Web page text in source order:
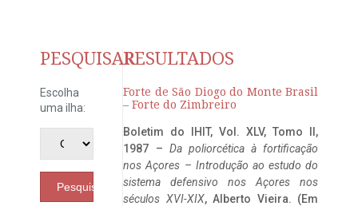
PESQUISAR
Escolha
uma ilha:
Pesquisar
RESULTADOS
Forte de São Diogo do Monte Brasil
– Forte do Zimbreiro
Boletim do IHIT, Vol. XLV, Tomo II,
1987 – Da poliorcética à fortificação
nos Açores – Introdução ao estudo do
sistema defensivo nos Açores nos
séculos XVI-XIX, Alberto Vieira. (Em